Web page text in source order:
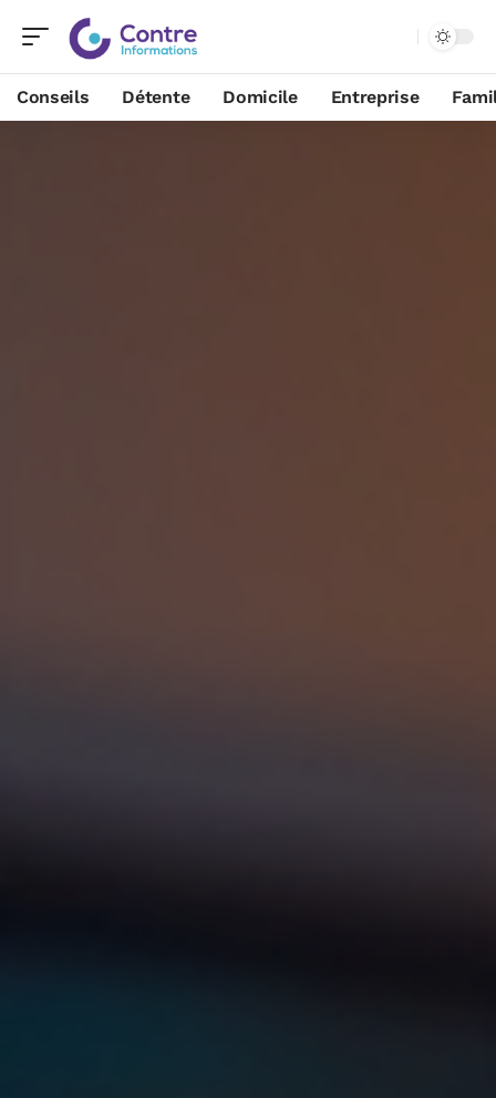
Conseils Détente Domicile Entreprise